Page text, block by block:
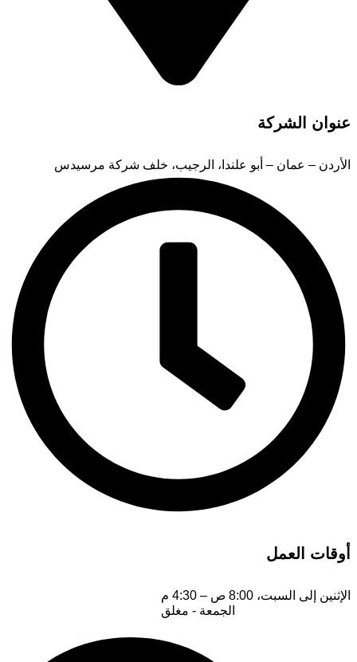
عنوان الشركة
الأردن – عمان – أبو علندا، الرجيب، خلف شركة مرسيدس
أوقات العمل
الإثنين إلى السبت، 8:00 ص – 4:30 م
الجمعة - مغلق